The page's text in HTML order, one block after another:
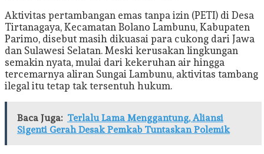
Aktivitas pertambangan emas tanpa izin (PETI) di Desa
Tirtanagaya, Kecamatan Bolano Lambunu, Kabupaten
Parimo, disebut masih dikuasai para cukong dari Jawa
dan Sulawesi Selatan. Meski kerusakan lingkungan
semakin nyata, mulai dari kekeruhan air hingga
tercemarnya aliran Sungai Lambunu, aktivitas tambang
ilegal itu tetap tak tersentuh hukum.
Baca Juga: Terlalu Lama Menggantung, Aliansi
Sigenti Gerah Desak Pemkab Tuntaskan Polemik